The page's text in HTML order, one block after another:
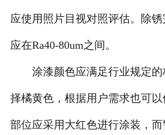
应使用照片目视对照评估。除
应在Ra40-80um之间。
涂漆颜色应满足行业规定的
择橘黄色，根据用户需求也可
部位应采用大红色进行涂装，